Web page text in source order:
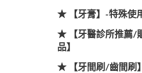
★ 【牙膏】-特殊使
★ 【牙醫診所推薦/
品】
★ 【牙間刷/齒間刷